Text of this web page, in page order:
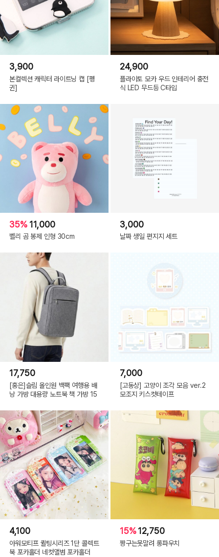
3,900
본컬렉션 캐릭터 라이트닝 캡 [펭
귄]
24,900
플라이토 모카 우드 인테리어 충전
식 LED 무드등 C타입
35% 11,000
벨리 곰 봉제 인형 30cm
3,000
날짜 생일 편지지 세트
17,750
[홍은]슬림 올인원 백팩 여행용 배
낭 가방 대용량 노트북 책 가방 15
7,000
[고동상] 고양이 조각 모음 ver.2
모조지 키스컷테이프
4,100
아워모티프 퀼팅시리즈 1단 콜렉트
북 포카홀더 네컷앨범 포카홀더
15%12,750
짱구는못말려 롱파우치